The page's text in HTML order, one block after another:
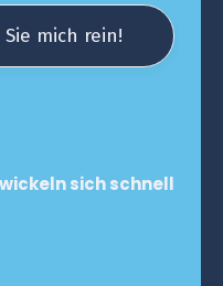
mich rein!
sich schnell